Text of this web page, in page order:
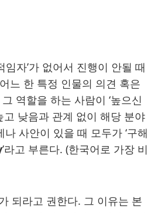
자’가 없어서 진행이 안될 때
느 한 특정 인물의 의견 혹은
역할을 하는 사람이 ‘높으신
낮음과 관계 없이 해당 분야
사안이 있을 때 모두가 ‘구해
’라고 부른다. (한국어로 가장 비
되라고 권한다. 그 이유는 본